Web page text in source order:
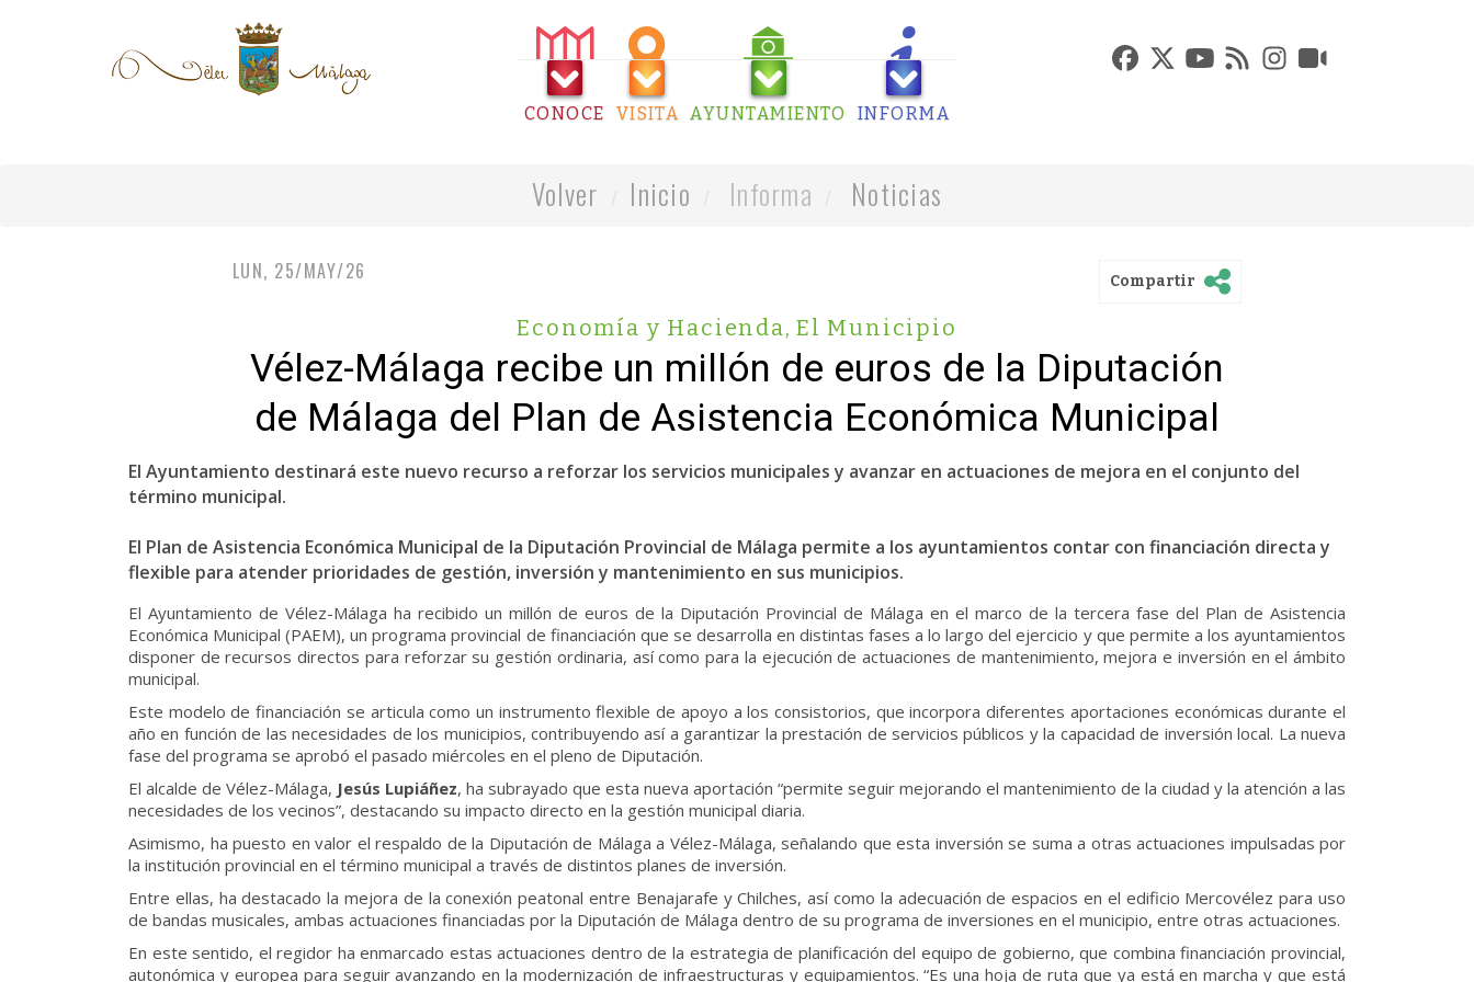
CONOCE VISITA AYUNTAMIENTO INFORMA
Volver Inicio Informa Noticias
LUN, 25/MAY/26 Compartir
Economía y Hacienda, El Municipio
Vélez-Málaga recibe un millón de euros de la Diputación
de Málaga del Plan de Asistencia Económica Municipal
El Ayuntamiento destinará este nuevo recurso a reforzar los servicios municipales y avanzar en actuaciones de mejora en el conjunto del
término municipal.
El Plan de Asistencia Económica Municipal de la Diputación Provincial de Málaga permite a los ayuntamientos contar con financiación directa y
flexible para atender prioridades de gestión, inversión y mantenimiento en sus municipios.
El Ayuntamiento de Vélez-Málaga ha recibido un millón de euros de la Diputación Provincial de Málaga en el marco de la tercera fase del Plan de Asistencia
Económica Municipal (PAEM), un programa provincial de financiación que se desarrolla en distintas fases a lo largo del ejercicio y que permite a los ayuntamientos
disponer de recursos directos para reforzar su gestión ordinaria, así como para la ejecución de actuaciones de mantenimiento, mejora e inversión en el ámbito
municipal.
Este modelo de financiación se articula como un instrumento flexible de apoyo a los consistorios, que incorpora diferentes aportaciones económicas durante el
año en función de las necesidades de los municipios, contribuyendo así a garantizar la prestación de servicios públicos y la capacidad de inversión local. La nueva
fase del programa se aprobó el pasado miércoles en el pleno de Diputación.
El alcalde de Vélez-Málaga, Jesús Lupiáñez, ha subrayado que esta nueva aportación “permite seguir mejorando el mantenimiento de la ciudad y la atención a las
necesidades de los vecinos”, destacando su impacto directo en la gestión municipal diaria.
Asimismo, ha puesto en valor el respaldo de la Diputación de Málaga a Vélez-Málaga, señalando que esta inversión se suma a otras actuaciones impulsadas por
la institución provincial en el término municipal a través de distintos planes de inversión.
Entre ellas, ha destacado la mejora de la conexión peatonal entre Benajarafe y Chilches, así como la adecuación de espacios en el edificio Mercovélez para uso
de bandas musicales, ambas actuaciones financiadas por la Diputación de Málaga dentro de su programa de inversiones en el municipio, entre otras actuaciones.
En este sentido, el regidor ha enmarcado estas actuaciones dentro de la estrategia de planificación del equipo de gobierno, que combina financiación provincial,
autonómica y europea para seguir avanzando en la modernización de infraestructuras y equipamientos. “Es una hoja de ruta que ya está en marcha y que está